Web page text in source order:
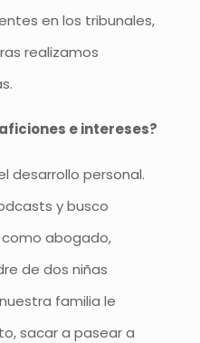
en los tribunales,
realizamos
e intereses?
desarrollo personal.
y busco
abogado,
de dos niñas
familia le
sacar a pasear a